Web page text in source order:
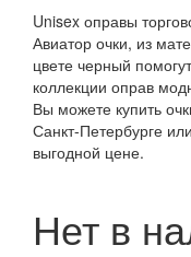
Unisex оправы
Авиатор очки, из
цвете черный
коллекции оправ
Вы можете купить
Санкт-Петербурге
выгодной цене.
Нет в